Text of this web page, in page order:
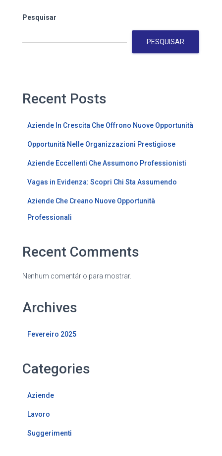
Pesquisar
PESQUISAR
Recent Posts
Aziende In Crescita Che Offrono Nuove Opportunità
Opportunità Nelle Organizzazioni Prestigiose
Aziende Eccellenti Che Assumono Professionisti
Vagas in Evidenza: Scopri Chi Sta Assumendo
Aziende Che Creano Nuove Opportunità
Professionali
Recent Comments
Nenhum comentário para mostrar.
Archives
Fevereiro 2025
Categories
Aziende
Lavoro
Suggerimenti